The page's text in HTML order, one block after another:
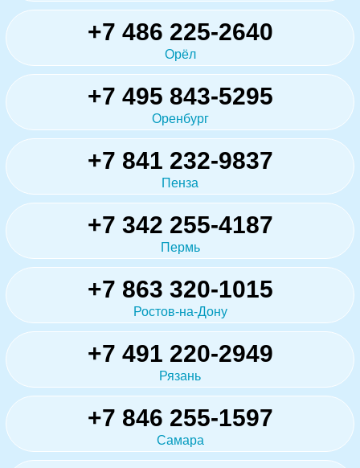
+7 486 225-2640
Орёл
+7 495 843-5295
Оренбург
+7 841 232-9837
Пенза
+7 342 255-4187
Пермь
+7 863 320-1015
Ростов-на-Дону
+7 491 220-2949
Рязань
+7 846 255-1597
Самара